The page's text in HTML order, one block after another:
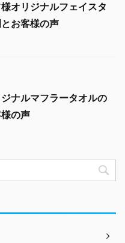
オリジナルフェイスタ
お客様の声
ナルマフラータオルの
の声